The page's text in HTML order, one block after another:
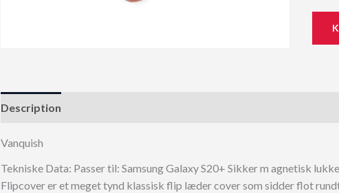
Description
Vanquish
Tekniske Data: Passer til: Samsung Galaxy S20+ Sikker m agnetisk
Flipcover er et meget tynd klassisk flip læder cover som sidder flot